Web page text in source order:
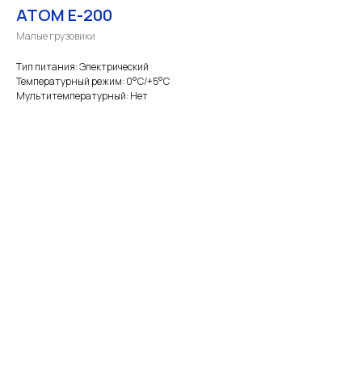
ATOM E-200
Малые грузовики
Тип питания: Электрический
Температурный режим: 0°С/+5°С
Мультитемпературный: Нет